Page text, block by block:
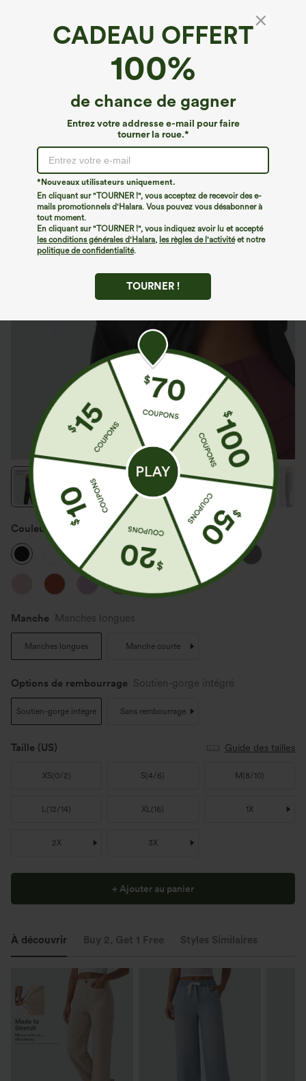
CADEAU OFFERT
100%
de chance de gagner
Entrez votre addresse e-mail pour faire
tourner la roue.*
*Nouveaux utilisateurs uniquement.
En cliquant sur "TOURNER !", vous acceptez de recevoir des e-
mails promotionnels d'Halara. Vous pouvez vous désabonner à
tout moment.
En cliquant sur "TOURNER !", vous indiquez avoir lu et accepté
les conditions générales d'Halara, les règles de l'activitéet notre
politique de confidentialité.
TOURNER !
Top de sport pour yoga asymétrique (une
épaule) à manches longues avec ouverture
pour le pouce, ourlet arrondi haut-bas,
€35,95 EUR Buy 2, Get 1 Free
Couleur Noir
Manche Manches longues
Manches longues Manche courte
Options de rembourrage Soutien-gorge intégré
Soutien-gorge intégré Sans rembourrage
Taille (US) Guide des tailles
XS(0/2) S(4/6) M (8/10)
L(12/14) XL(16) 1X
2X 3X
+ Ajouter au panier
À découvrir Buy 2, Get 1 Free Styles Similaires